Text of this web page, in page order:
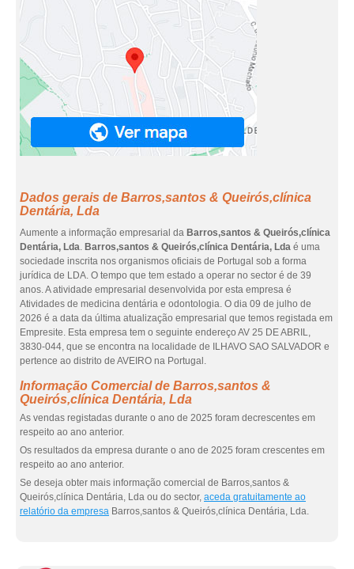
Dados gerais de Barros,santos & Queirós,clínica
Dentária, Lda
Aumente a informação empresarial da Barros,santos & Queirós,clínica
Dentária, Lda. Barros,santos & Queirós,clínica Dentária, Lda é uma
sociedade inscrita nos organismos oficiais de Portugal sob a forma
jurídica de LDA. O tempo que tem estado a operar no sector é de 39
anos. A atividade empresarial desenvolvida por esta empresa é
Atividades de medicina dentária e odontologia. O dia 09 de julho de
2026 é a data da última atualização empresarial que temos registada em
Empresite. Esta empresa tem o seguinte endereço AV 25 DE ABRIL,
3830-044, que se encontra na localidade de ILHAVO SAO SALVADOR e
pertence ao distrito de AVEIRO na Portugal.
Informação Comercial de Barros,santos &
Queirós,clínica Dentária, Lda
As vendas registadas durante o ano de 2025 foram decrescentes em
respeito ao ano anterior.
Os resultados da empresa durante o ano de 2025 foram crescentes em
respeito ao ano anterior.
Se deseja obter mais informação comercial de Barros,santos &
Queirós,clínica Dentária, Lda ou do sector, aceda gratuitamente ao
relatório da empresa Barros,santos & Queirós,clínica Dentária, Lda.